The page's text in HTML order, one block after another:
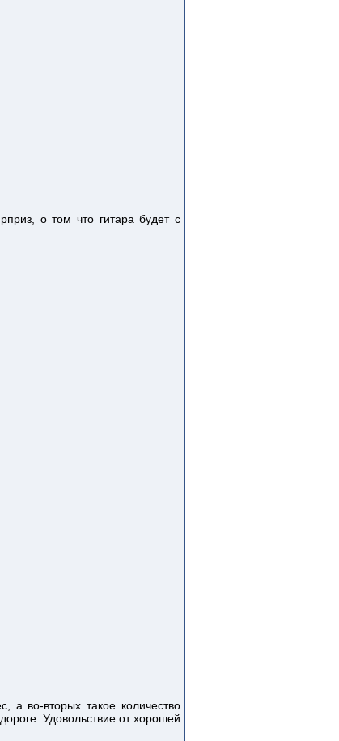
о том что гитара будет с
а во-вторых такое количество
Удовольствие от хорошей